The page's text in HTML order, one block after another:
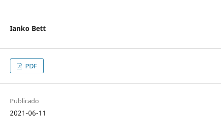
Ianko Bett
PDF
Publicado
2021-06-11